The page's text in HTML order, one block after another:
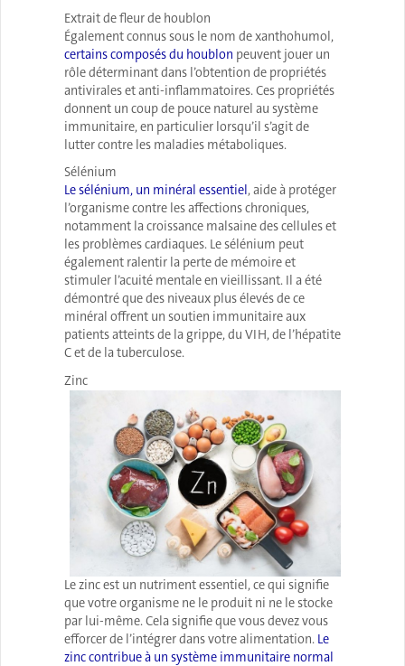
Extrait de fleur de houblon
Également connus sous le nom de xanthohumol,
certains composés du houblon peuvent jouer un
rôle déterminant dans l’obtention de propriétés
antivirales et anti-inflammatoires. Ces propriétés
donnent un coup de pouce naturel au système
immunitaire, en particulier lorsqu’il s’agit de
lutter contre les maladies métaboliques.
Sélénium
Le sélénium, un minéral essentiel, aide à protéger
l’organisme contre les affections chroniques,
notamment la croissance malsaine des cellules et
les problèmes cardiaques. Le sélénium peut
également ralentir la perte de mémoire et
stimuler l’acuité mentale en vieillissant. Il a été
démontré que des niveaux plus élevés de ce
minéral offrent un soutien immunitaire aux
patients atteints de la grippe, du VIH, de l’hépatite
C et de la tuberculose.
Zinc
Le zinc est un nutriment essentiel, ce qui signifie
que votre organisme ne le produit ni ne le stocke
par lui-même. Cela signifie que vous devez vous
efforcer de l’intégrer dans votre alimentation. Le
zinc contribue à un système immunitaire normal